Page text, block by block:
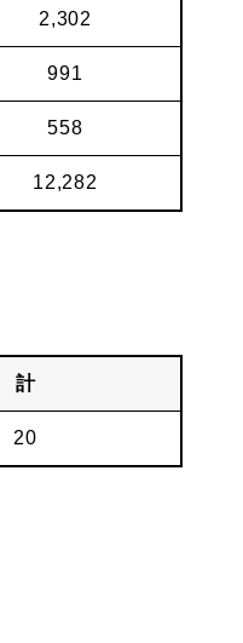
2,302
991
558
12,282
計
20